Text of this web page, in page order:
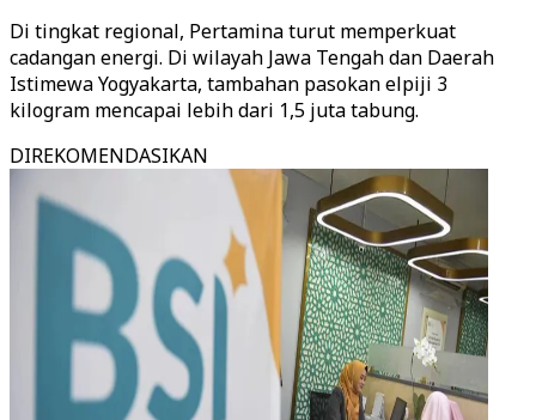
Di tingkat regional, Pertamina turut memperkuat
cadangan energi. Di wilayah Jawa Tengah dan Daerah
Istimewa Yogyakarta, tambahan pasokan elpiji 3
kilogram mencapai lebih dari 1,5 juta tabung.
DIREKOMENDASIKAN